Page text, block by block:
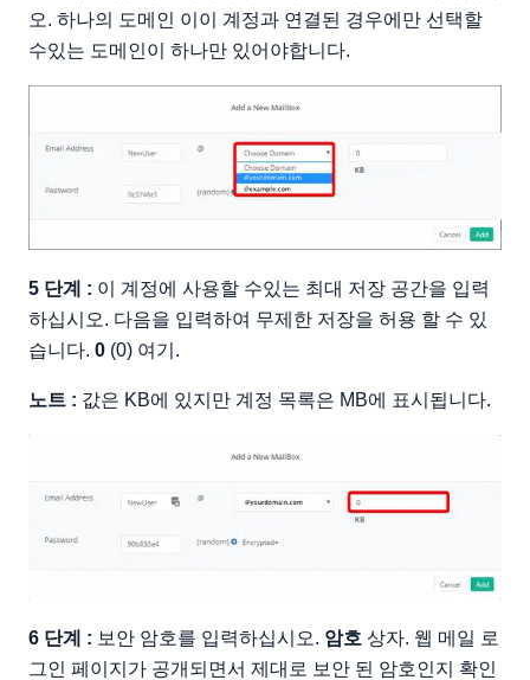
오. 하나의 도메인 이이 계정과 연결된 경우에만 선택할
수있는 도메인이 하나만 있어야합니다.
5 단계 : 이 계정에 사용할 수있는 최대 저장 공간을 입력
하십시오. 다음을 입력하여 무제한 저장을 허용 할 수 있
습니다. 0 (0) 여기.
노트 : 값은 KB에 있지만 계정 목록은 MB에 표시됩니다.
6 단계 : 보안 암호를 입력하십시오. 암호 상자. 웹 메일 로
그인 페이지가 공개되면서 제대로 보안 된 암호인지 확인